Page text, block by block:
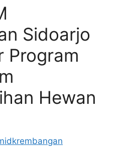
Sidoarjo
Program
Hewan